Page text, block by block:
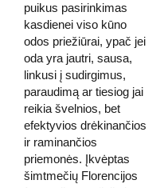
puikus pasirinkimas
kasdienei viso kūno
odos priežiūrai, ypač jei
oda yra jautri, sausa,
linkusi į sudirgimus,
paraudimą ar tiesiog jai
reikia švelnios, bet
efektyvios drėkinančios
ir raminančios
priemonės. Įkvėptas
šimtmečių Florencijos